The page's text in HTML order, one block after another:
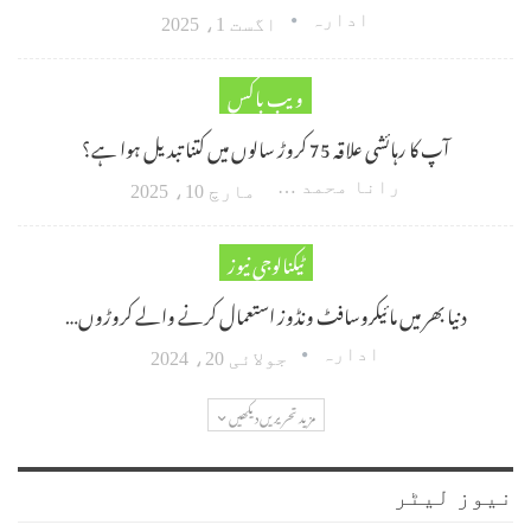
ادارہ اگست 1، 2025
ویب باکس
آپ کا رہائشی علاقہ 75 کروڑ سالوں میں کتنا تبدیل ہوا ہے؟
رانا محمد امین اکبر مارچ 10، 2025
ٹیکنالوجی نیوز
دنیا بھر میں مائیکروسافٹ ونڈوز استعمال کرنے والے کروڑوں…
ادارہ جولائی 20، 2024
مزید تحریریں دیکھیں
نیوز لیٹر